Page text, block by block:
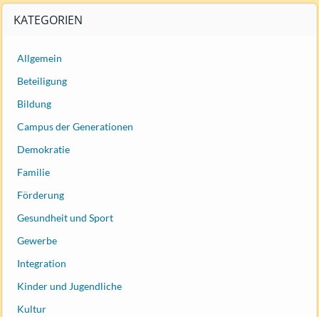
KATEGORIEN
Allgemein
Beteiligung
Bildung
Campus der Generationen
Demokratie
Familie
Förderung
Gesundheit und Sport
Gewerbe
Integration
Kinder und Jugendliche
Kultur